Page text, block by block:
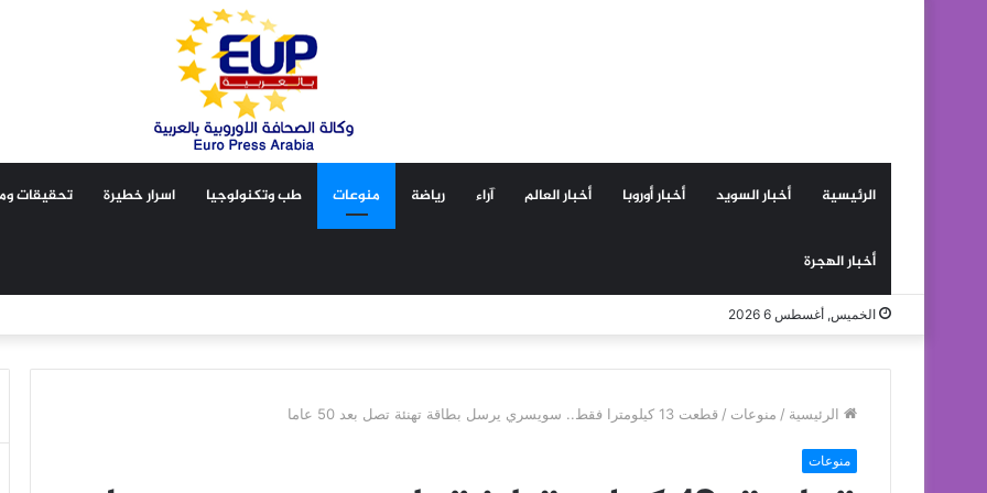
الرئيسية أخبار السويد أخبار أوروبا أخبار العالم آراء رياضة منوعات طب وتكنولوجيا اسرار خطيرة تحقيقات
أخبار الهجرة
الخميس, أغسطس 6 2026
الرئيسية / منوعات / قطعت 13 كيلومترا فقط.. سويسري يرسل بطاقة تهنئة تصل بعد 50 عاما
منوعات